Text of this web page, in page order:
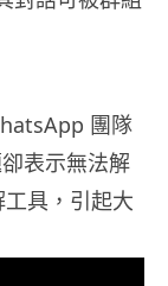
團隊
表示無法解
具，引起大